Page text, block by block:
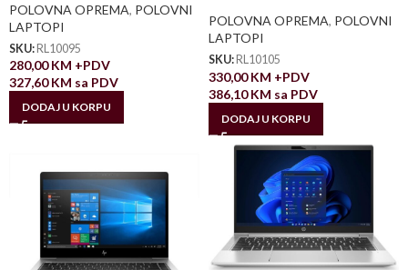
POLOVNA OPREMA, POLOVNI
LAPTOPI
SKU: RL10095
280,00KM +PDV
327,60KM sa PDV
DODAJ U KORPU
POLOVNA OPREMA, POLOVNI
LAPTOPI
SKU: RL10105
330,00KM +PDV
386,10KM sa PDV
DODAJ U KORPU